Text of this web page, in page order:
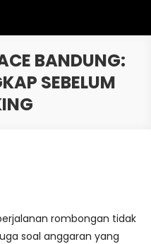
BANDUNG:
SEBELUM
rombongan tidak
soal anggaran yang